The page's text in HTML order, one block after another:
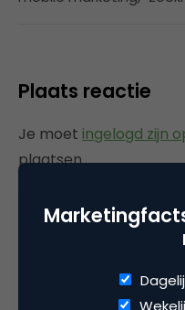
Plaats reactie
Je moet ingelogd zijn
plaatsen.